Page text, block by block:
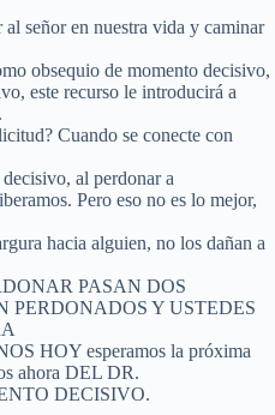
señor en nuestra vida y caminar
obsequio de momento decisivo,
este recurso le introducirá a
Cuando se conecte con
al perdonar a
Pero eso no es lo mejor,
hacia alguien, no los dañan a
PASAN DOS
PERDONADOS Y USTEDES
HOY esperamos la próxima
ahora DEL DR.
DECISIVO.